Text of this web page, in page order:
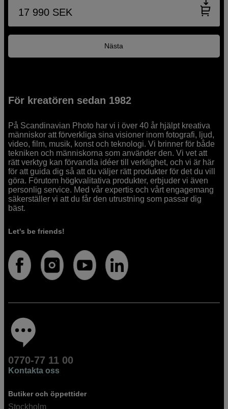
17 990 SEK
Nästa
För kreatören sedan 1982
På Scandinavian Photo har vi i över 40 år hjälpt kreativa
människor att förverkliga sina visioner inom fotografi, ljud,
video, film, musik, konst och teknologi. Vi brinner för både
tekniken och människorna som använder den. Vi vet att
rätt verktyg kan förvandla idéer till verklighet, och vi är här
för att guida dig så att du väljer rätt produkter för det du vill
göra. Förutom högkvalitativa produkter, erbjuder vi även
personlig service. Med vår expertis och vårt engagemang
säkerställer vi att du får den utrustning som passar dig
bäst.
Let's be friends!
0770-77 11 00
Kontakta oss
Butiker och öppettider
Stockholm